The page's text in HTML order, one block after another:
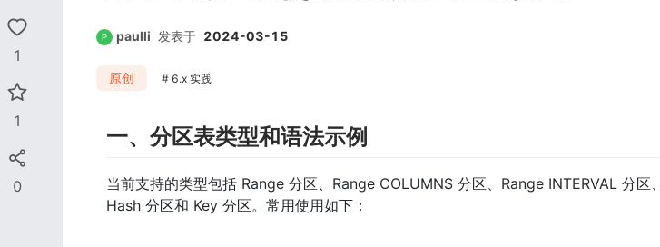
1
1
0
paulli 发表于 2024-03-15
原创 6.x 实践
一、分区表类型和语法示例
当前支持的类型包括 Range 分区、Range COLUMNS 分区、Range INTERVAL 分区
Hash 分区和 Key 分区。常用使用如下：